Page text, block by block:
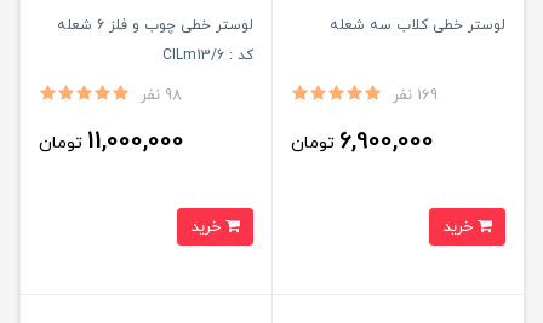
لوستر خطی کلاب سه شعله
169 نفر
6,900,000 تومان
لوستر خطی چوب و فلز 6 شعله
کد : CILm13/6
98 نفر
11,000,000 تومان